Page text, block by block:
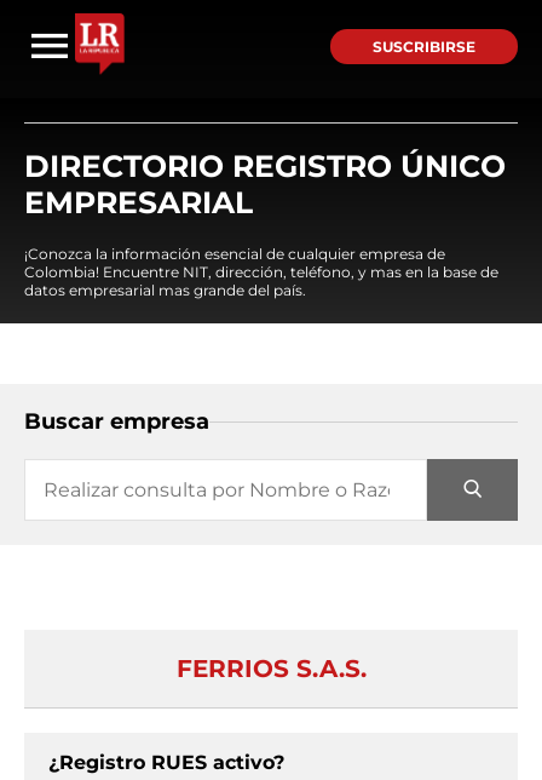
SUSCRIBIRSE
DIRECTORIO REGISTRO ÚNICO
EMPRESARIAL
¡Conozca la información esencial de cualquier empresa de
Colombia! Encuentre NIT, dirección, teléfono, y mas en la base de
datos empresarial mas grande del país.
Buscar empresa
FERRIOS S.A.S.
¿Registro RUES activo?